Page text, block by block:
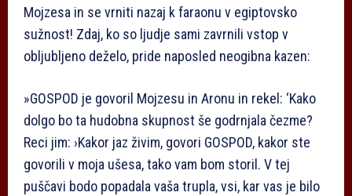
Mojzesa in se vrniti nazaj k faraonu v egiptovsko
sužnost! Zdaj, ko so ljudje sami zavrnili vstop v
obljubljeno deželo, pride naposled neogibna kazen:
»GOSPOD je govoril Mojzesu in Aronu in rekel: ‘Kako
dolgo bo ta hudobna skupnost še godrnjala čezme?
Reci jim: ›Kakor jaz živim, govori GOSPOD, kakor ste
govorili v moja ušesa, tako vam bom storil. V tej
puščavi bodo popadala vaša trupla, vsi, kar vas je bilo